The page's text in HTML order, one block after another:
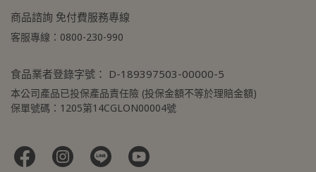
商品諮詢 免付費服務專線
客服專線：0800-230-990
食品業者登錄字號： D-189397503-00000-5
本公司產品已投保產品責任險 (投保金額不等於理賠金額)
保單號碼：1205第14CGLON00004號